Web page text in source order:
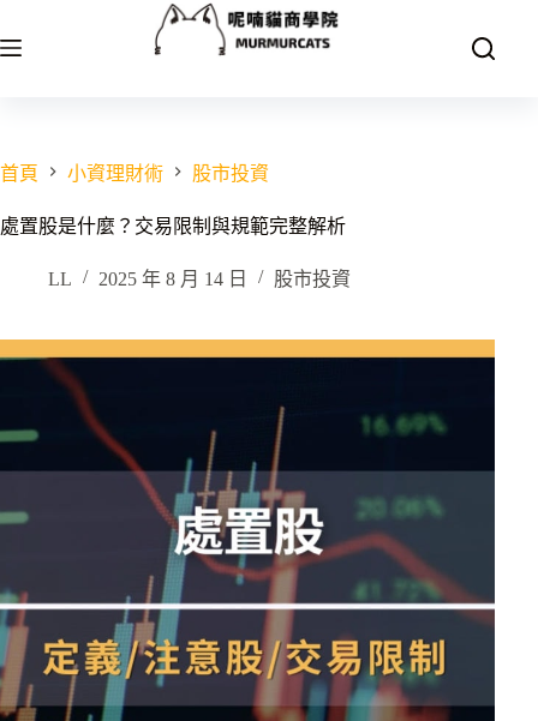
至
容
首頁 小資理財術 股市投資
處置股是什麼？交易限制與規範完整解析
LL 2025 年 8 月 14 日 股市投資